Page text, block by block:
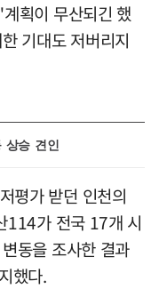
획이 무산되긴 했
기대도 저버리지
상승 견인
평가 받던 인천의
114가 전국 17개 시
동을 조사한 결과
했다.